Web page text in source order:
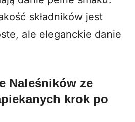
składników jest
ale eleganckie danie
Naleśników ze
krok po